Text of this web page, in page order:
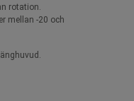
rotation.
mellan -20 och